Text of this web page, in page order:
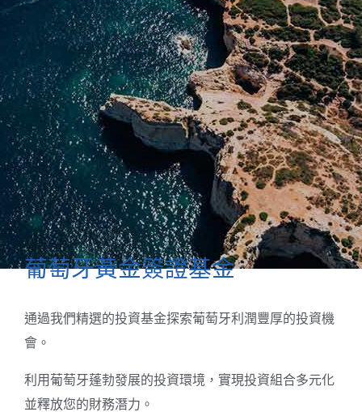
葡萄牙黃金簽證基金
通過我們精選的投資基金探索葡萄牙利潤豐厚的投資機
會。
利用葡萄牙蓬勃發展的投資環境，實現投資組合多元化
並釋放您的財務潛力。